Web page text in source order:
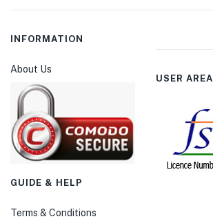
INFORMATION
About Us
USER AREA
GUIDE & HELP
Terms & Conditions